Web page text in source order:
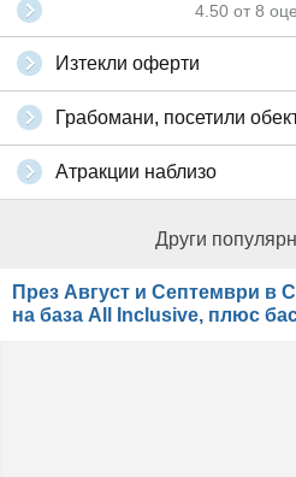
4.50 от 8
Изтекли оферти
Грабомани, посетили
Атракции наблизо
Други
През Август и Септември в
на база All Inclusive, плюс